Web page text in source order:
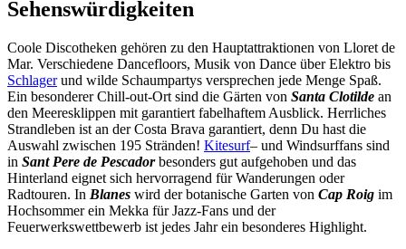
Sehenswürdigkeiten
Coole Discotheken gehören zu den Hauptattraktionen von Lloret de
Mar. Verschiedene Dancefloors, Musik von Dance über Elektro bis
Schlagerund wilde Schaumpartys versprechen jede Menge Spaß.
Ein besonderer Chill-out-Ort sind die Gärten von Santa Clotilde an
den Meeresklippen mit garantiert fabelhaftem Ausblick. Herrliches
Strandleben ist an der Costa Brava garantiert, denn Du hast die
Auswahl zwischen 195 Stränden! Kitesurf– und Windsurffans sind
in Sant Pere de Pescadorbesonders gut aufgehoben und das
Hinterland eignet sich hervorragend für Wanderungen oder
Radtouren. In Blanes wird der botanische Garten von Cap Roig im
Hochsommer ein Mekka für Jazz-Fans und der
Feuerwerkswettbewerb ist jedes Jahr ein besonderes Highlight.